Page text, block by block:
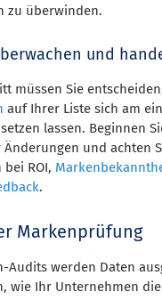
zu überwinden.
und
müssen Sie
auf Ihrer Liste sich am
lassen. Beginnen
Änderungen und achten
ROI,
.
Markenprüfung
Audits werden Daten
wie Ihr Unternehmen